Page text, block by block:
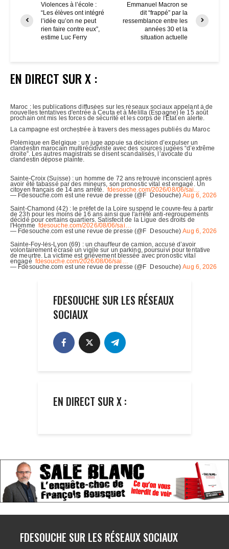
Violences à l’école :
“Les élèves ont intégré
l’idée qu’on ne peut
rien faire contre eux”,
estime Luc Ferry
Emmanuel Macron se
dit “frappé” par la
ressemblance entre les
années 30 et la
situation actuelle
EN DIRECT SUR X :
FDESOUCHE SUR LES RÉSEAUX
SOCIAUX
EN DIRECT SUR X :
FDESOUCHE SUR LES RÉSEAUX SOCIAUX